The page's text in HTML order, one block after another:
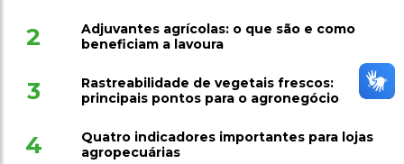
2
Adjuvantes agrícolas: o que são e como
beneficiam a lavoura
3
Rastreabilidade de vegetais frescos:
principais pontos para o agronegócio
4
Quatro indicadores importantes para lojas
agropecuárias